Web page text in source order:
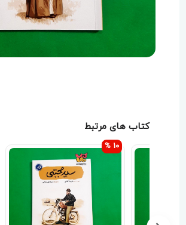
کتاب های مرتبط
10 %
10 %